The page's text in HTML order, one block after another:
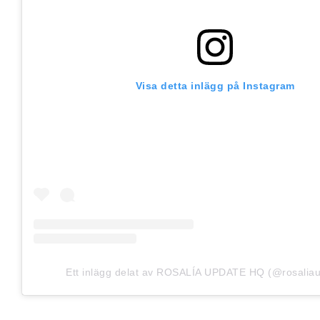
Visa detta inlägg på Instagram
Ett inlägg delat av ROSALÍA UPDATE HQ